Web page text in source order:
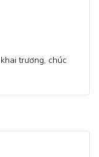
trương, chúc